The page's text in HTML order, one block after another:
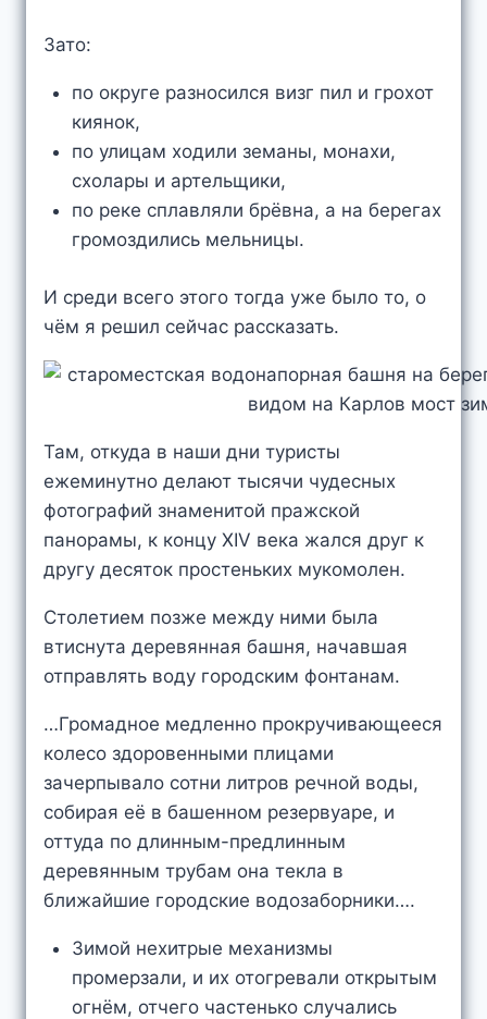
Зато:
по округе разносился визг пил и грохот
киянок,
по улицам ходили земаны, монахи,
схолары и артельщики,
по реке сплавляли брёвна, а на берегах
громоздились мельницы.
И среди всего этого тогда уже было то, о
чём я решил сейчас рассказать.
Там, откуда в наши дни туристы
ежеминутно делают тысячи чудесных
фотографий знаменитой пражской
панорамы, к концу XIV века жался друг к
другу десяток простеньких мукомолен.
Столетием позже между ними была
втиснута деревянная башня, начавшая
отправлять воду городским фонтанам.
…Громадное медленно прокручивающееся
колесо здоровенными плицами
зачерпывало сотни литров речной воды,
собирая её в башенном резервуаре, и
оттуда по длинным-предлинным
деревянным трубам она текла в
ближайшие городские водозаборники….
Зимой нехитрые механизмы
промерзали, и их отогревали открытым
огнём, отчего частенько случались